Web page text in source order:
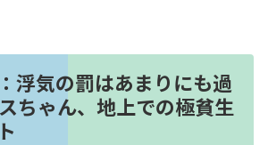
浮気の罰はあまりにも過
ちゃん、地上での極貧生